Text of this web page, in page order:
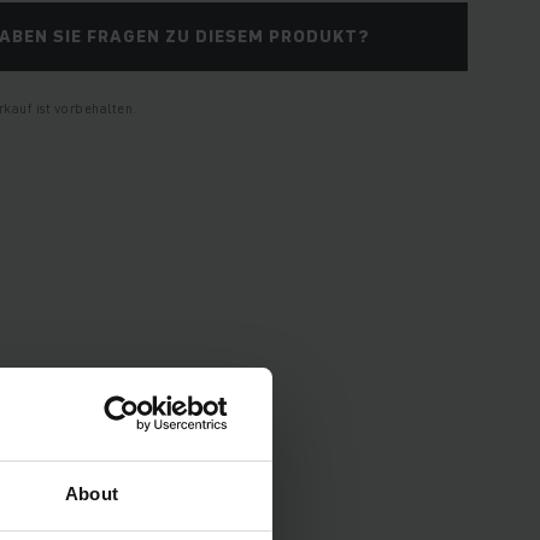
About
SIE FRAGEN ZU DIESEM PRODUKT?
ist vorbehalten.
und